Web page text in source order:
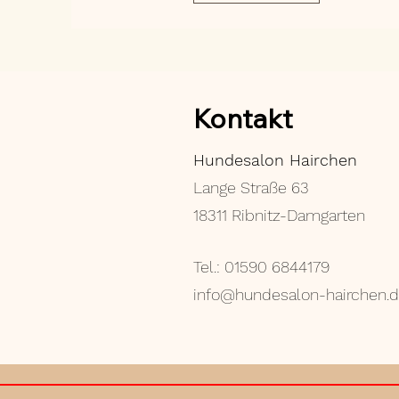
Kontakt
Hundesalon Hairchen
Lange Straße 63
18311 Ribnitz-Damgarten
Tel.: 01590 6844179
info@hundesalon-